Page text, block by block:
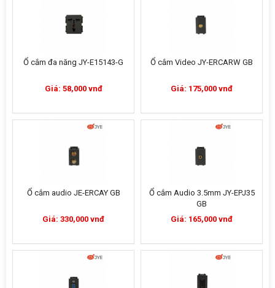
Ổ cắm đa năng JY-E15143-G
Giá: 58,000 vnđ
Ổ cắm Video JY-ERCARW GB
Giá: 175,000 vnđ
Ổ cắm audio JE-ERCAY GB
Giá: 330,000 vnđ
Ổ cắm Audio 3.5mm JY-EPJ35
GB
Giá: 165,000 vnđ